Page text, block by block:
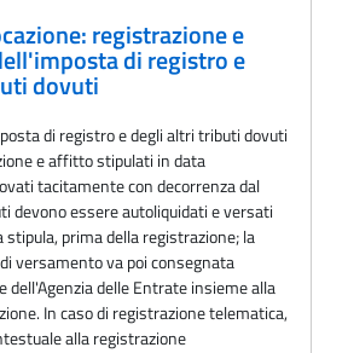
registrazione e
di registro e
dovuti
di registro e degli altri tributi dovuti
e affitto stipulati in data
tacitamente con decorrenza dal
essere autoliquidati e versati
prima della registrazione; la
versamento va poi consegnata
dell'Agenzia delle Entrate insieme alla
In caso di registrazione telematica,
alla registrazione